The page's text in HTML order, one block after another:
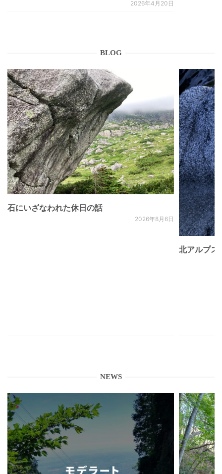
2026年4月20日
BLOG
石にいざなわれた休日の話
2026年8月6日
北アルプ
NEWS